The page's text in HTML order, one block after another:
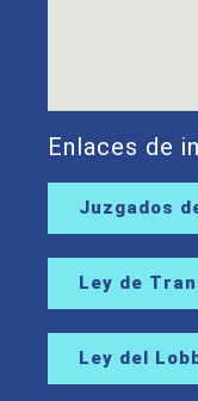
Enlaces de
Juzgados
Ley de
Ley del